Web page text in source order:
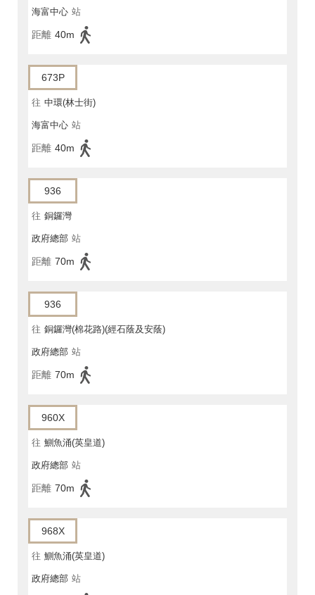
海富中心 站
距離 40m
673P
往 中環(林士街)
海富中心 站
距離 40m
936
往 銅鑼灣
政府總部 站
距離 70m
936
往 銅鑼灣(棉花路)(經石蔭及安蔭)
政府總部 站
距離 70m
960X
往 鰂魚涌(英皇道)
政府總部 站
距離 70m
968X
往 鰂魚涌(英皇道)
政府總部 站